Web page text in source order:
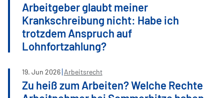
Arbeitgeber glaubt meiner
Krankschreibung nicht: Habe ich
trotzdem Anspruch auf
Lohnfortzahlung?
19. Jun 2026 Arbeitsrecht
Zu heiß zum Arbeiten? Welche Rechte